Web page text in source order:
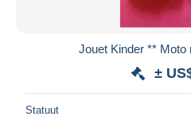
Jouet Kinder ** Moto
±
Statuut